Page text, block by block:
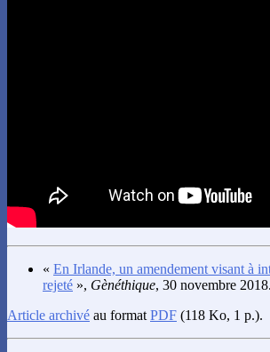
« En Irlande, un amendement visant à
rejeté », Gènéthique, 30 novembre 2018.
Article archivé au format PDF (118 Ko, 1 p.).